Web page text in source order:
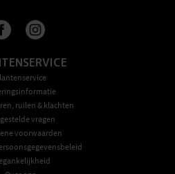
ruilen & klachten
vragen
voorwaarden